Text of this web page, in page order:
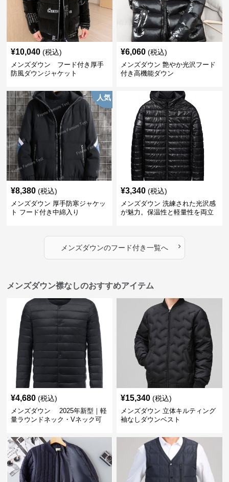
¥10,040 (税込)
メンズダウン フード付き厚手
防風ダウンジャケット
¥6,060 (税込)
メンズダウン 艶やか光沢フード
付き高機能ダウン
人気
¥8,380 (税込)
メンズダウン 厚手防寒ジャケッ
ト フード付き中綿入り
¥3,340 (税込)
メンズダウン 洗練された光沢感
が魅力。保温性と軽量性を両立
メンズダウンのフード付き一覧へ ›
メンズダウン襟なしのおすすめアイテム
¥4,680 (税込)
メンズダウン 2025年新型｜軽
量ラウンドネック・Vネック可
¥15,340 (税込)
メンズダウン 立体キルティング
袖なしダウンベスト